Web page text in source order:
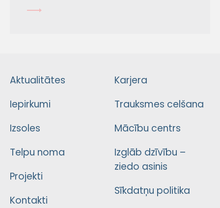
Aktualitātes
Iepirkumi
Izsoles
Telpu noma
Projekti
Kontakti
Karjera
Trauksmes celšana
Mācību centrs
Izglāb dzīvību –
ziedo asinis
Sīkdatņu politika